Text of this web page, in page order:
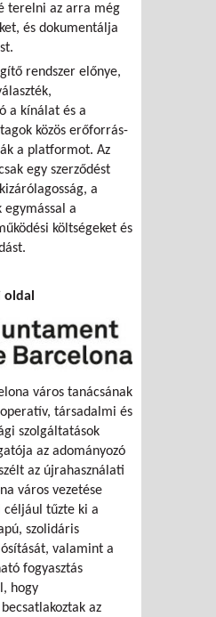
terelni az arra még
és dokumentálja
rendszer előnye,
a kínálat és a
közös erőforrás-
a platformot. Az
egy szerződést
a
egymással a
költségeket és
város tanácsának
társadalmi és
szolgáltatások
az adományozó
az újrahasználati
város vezetése
tűzte ki a
szolidáris
valamint a
fogyasztás
hogy
az